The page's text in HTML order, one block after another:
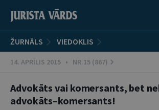
ŽURNĀLS VIEDOKLIS
14. APRĪLIS 2015 • NR.15 (867)
Advokāts vai komersants, bet
advokāts–komersants!